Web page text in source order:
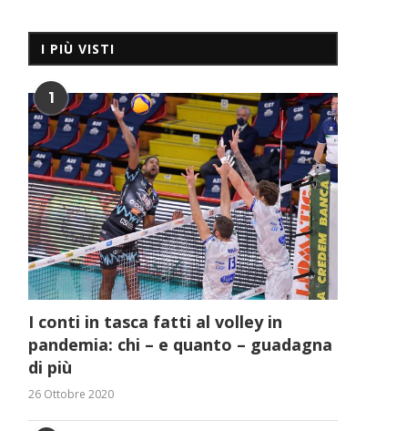
I PIÙ VISTI
1
I conti in tasca fatti al volley in
pandemia: chi – e quanto – guadagna
di più
26 Ottobre 2020